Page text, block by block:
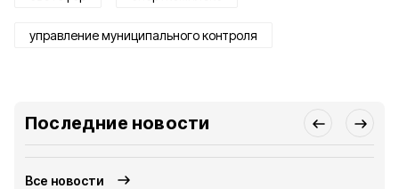
управление муниципального контроля
Последние новости
Все новости